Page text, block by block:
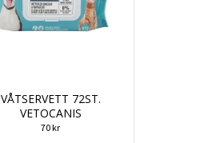
VÅTSERVETT 72ST.
VETOCANIS
70 kr